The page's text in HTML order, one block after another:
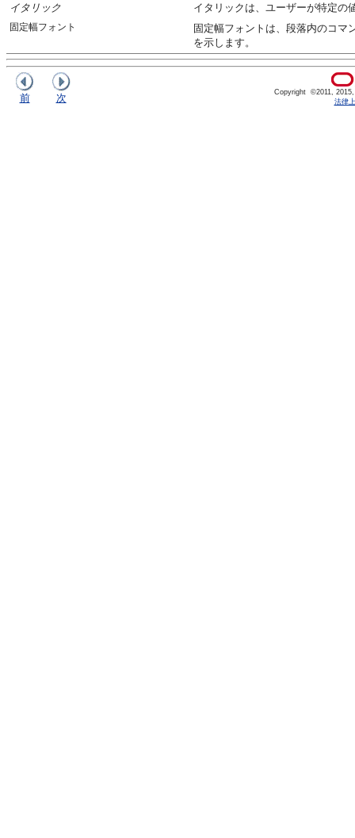
イタリック
イタリックは、ユーザーが特定の
固定幅フォント
固定幅フォントは、段落内のコマ
を示します。
前 次
Copyright ©2011,
法律